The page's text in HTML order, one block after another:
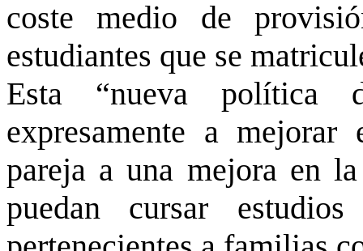
coste medio de
estudiantes que se
Esta “nueva política
expresamente a
pareja a una mejora en
puedan cursar